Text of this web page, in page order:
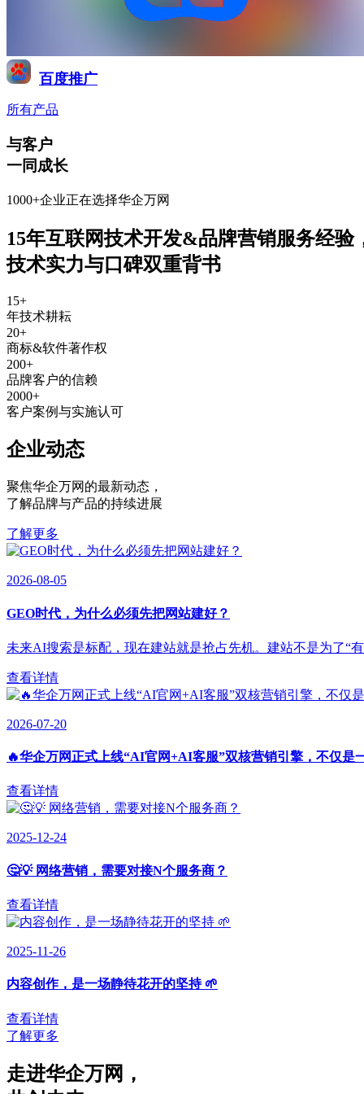
百度推广
所有产品
与客户
一同成长
1000+企业正在选择华企万网
15年互联网技术开发&品牌营销服务经验
技术实力与口碑双重背书
15+
年技术耕耘
20+
商标&软件著作权
200+
品牌客户的信赖
2000+
客户案例与实施认可
企业动态
聚焦华企万网的最新动态 ，
了解品牌与产品的持续进展
了解更多
2026-08-05
GEO时代，为什么必须先把网站建好？
未来AI搜索是标配，现在建站就是抢占先机。建站不是为了“
查看详情
2026-07-20
🔥华企万网正式上线“AI官网+AI客服”双核营销引擎，不仅是
查看详情
2025-12-24
🤔💡 网络营销，需要对接N个服务商？
查看详情
2025-11-26
内容创作，是一场静待花开的坚持 🌱
查看详情
了解更多
走进华企万网 ，